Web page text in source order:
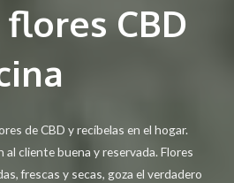
CBD
de CBD y recíbelas en el hogar.
cliente buena y reservada. Flores
frescas y secas, goza el verdadero